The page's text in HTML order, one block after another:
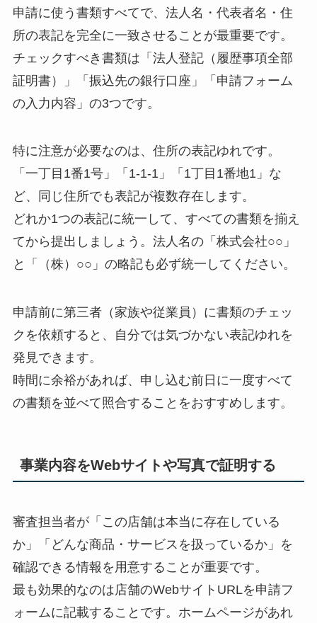
申請に使う書類すべてで、法人名・代表者名・住
所の表記を完全に一致させることが最重要です。
チェックすべき書類は「法人登記（履歴事項全部
証明書）」「振込先の銀行口座」「申請フォーム
の入力内容」の3つです。
特に注意が必要なのは、住所の表記ゆれです。
「一丁目1番1号」「1-1-1」「1丁目1番地1」な
ど、同じ住所でも表記が複数存在します。
どれか1つの表記に統一して、すべての書類を揃え
てから提出しましょう。法人名の「株式会社○○」
と「（株）○○」の略記も必ず統一してください。
申請前に第三者（家族や従業員）に書類のチェッ
クを依頼すると、自分では気づかない表記ゆれを
発見できます。
時間に余裕があれば、申し込む前日に一度すべて
の書類を並べて照合することをおすすめします。
事業内容をWebサイトや写真で証明する
審査担当者が「この店舗は本当に存在している
か」「どんな商品・サービスを扱っているか」を
確認できる情報を用意することが重要です。
最も効果的なのは店舗のWebサイトURLを申請フ
ォームに記載することです。ホームページがあれ